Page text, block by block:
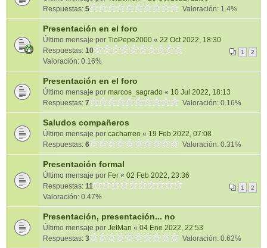
Respuestas: 5 Valoración: 1.4%
Presentación en el foro
Último mensaje por TioPepe2000 « 22 Oct 2022, 18:30
Respuestas: 10 1 2
Valoración: 0.16%
Presentación en el foro
Último mensaje por marcos_sagrado « 10 Jul 2022, 18:13
Respuestas: 7 Valoración: 0.16%
Saludos compañeros
Último mensaje por cacharreo « 19 Feb 2022, 07:08
Respuestas: 6 Valoración: 0.31%
Presentación formal
Último mensaje por Fer « 02 Feb 2022, 23:36
Respuestas: 11 1 2
Valoración: 0.47%
Presentación, presentación... no
Último mensaje por JetMan « 04 Ene 2022, 22:53
Respuestas: 3 Valoración: 0.62%